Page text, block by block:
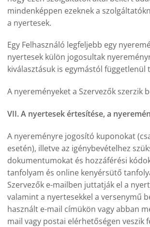
mindenképpen ezeknek a
a nyertesek.
Egy Felhasználó legfeljebb egy
nyertesek külön jogosultak
kiválasztásuk is egymástól függetlenül
A nyereményeket a Szervezők szerzik
VII. A nyertesek értesítése, a
A nyereményre jogosító kuponokat
esetén), illetve az igénybevételhez
dokumentumokat és hozzáférési
tanfolyam és online kenyérsütő
Szervezők e-mailben juttatják el a
valamint a nyertesekkel a versenymű
használt e-mail címükön vagy abban
mail vagy postai elérhetőségen veszik